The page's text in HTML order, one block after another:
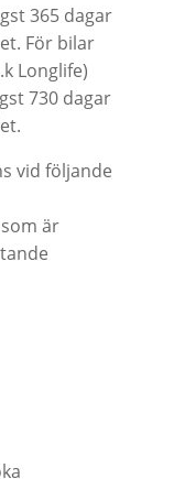
365 dagar
För bilar
Longlife)
730 dagar
vid följande
är